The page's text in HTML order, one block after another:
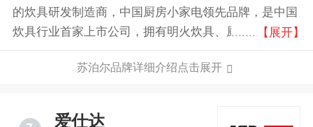
的炊具研发制造商，中国厨房小家电领先品牌，是中国
炊具行业首家上市公司，拥有明火炊具、厨房小家电、
生活需求。旗下生产的炊具及生活家电产品销往全球41
市，但目前属于法国SEB集团。
【展开】
苏泊尔品牌详细介绍点击展开
爱仕达